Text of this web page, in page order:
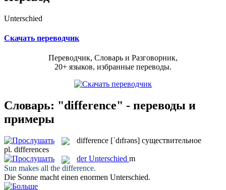
Unterschied
Скачать переводчик
Переводчик, Словарь и Разговорник,
20+ языков, избранные переводы.
Словарь: "difference" - переводы и
примеры
difference [ˈdɪfrəns] существительное
pl. differences
derUnterschied m
Sun makes all the difference.
Die Sonne macht einen enormen Unterschied.